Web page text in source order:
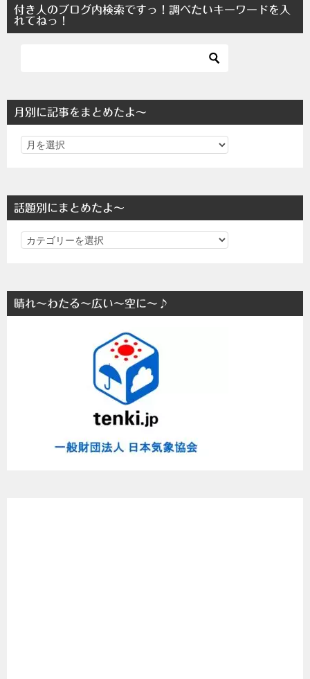
付き人のブログ内検索ですっ！調べたいキーワードを入
れてねっ！
月別に記事をまとめたよ～
話題別にまとめたよ～
話
に
ま
晴れ～わたる～広い～空に～♪